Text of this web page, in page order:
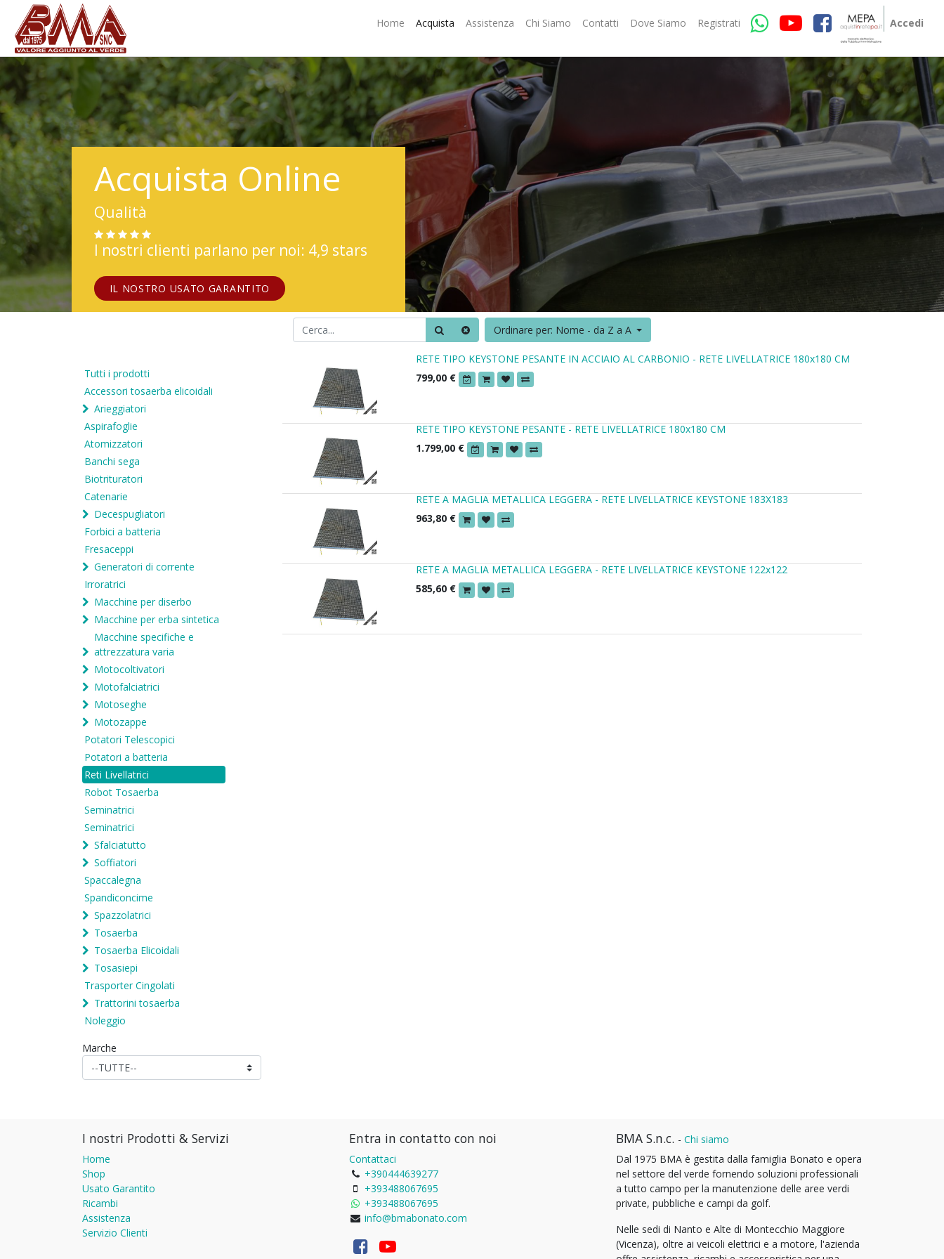
Home Acquista Assistenza Chi Siamo Contatti Dove Siamo Registrati Accedi
Acquista Online
Qualità
I nostri clienti parlano per noi: 4,9 stars
IL NOSTRO USATO GARANTITO
Ordinare per: Nome - da Z a A
Tutti i prodotti
Accessori tosaerba elicoidali
Arieggiatori
Aspirafoglie
Atomizzatori
Banchi sega
Biotrituratori
Catenarie
Decespugliatori
Forbici a batteria
Fresaceppi
Generatori di corrente
Irroratrici
Macchine per diserbo
Macchine per erba sintetica
Macchine specifiche e
attrezzatura varia
Motocoltivatori
Motofalciatrici
Motoseghe
Motozappe
Potatori Telescopici
Potatori a batteria
Reti Livellatrici
Robot Tosaerba
Seminatrici
Seminatrici
Sfalciatutto
Soffiatori
Spaccalegna
Spandiconcime
Spazzolatrici
Tosaerba
Tosaerba Elicoidali
Tosasiepi
Trasporter Cingolati
Trattorini tosaerba
Noleggio
Marche
RETE TIPO KEYSTONE PESANTE IN ACCIAIO AL CARBONIO - RETE LIVELLATRICE 180x180 CM
799,00 €
RETE TIPO KEYSTONE PESANTE - RETE LIVELLATRICE 180x180 CM
1.799,00 €
RETE A MAGLIA METALLICA LEGGERA - RETE LIVELLATRICE KEYSTONE 183X183
963,80 €
RETE A MAGLIA METALLICA LEGGERA - RETE LIVELLATRICE KEYSTONE 122x122
585,60 €
I nostri Prodotti & Servizi
Home
Shop
Usato Garantito
Ricambi
Assistenza
Servizio Clienti
Entra in contatto con noi
Contattaci
+390444639277
+393488067695
+393488067695
info@bmabonato.com
BMA S.n.c. - Chi siamo
Dal 1975 BMA è gestita dalla famiglia Bonato e opera
nel settore del verde fornendo soluzioni professionali
a tutto campo per la manutenzione delle aree verdi
private, pubbliche e campi da golf.
Nelle sedi di Nanto e Alte di Montecchio Maggiore
(Vicenza), oltre ai veicoli elettrici e a motore, l'azienda